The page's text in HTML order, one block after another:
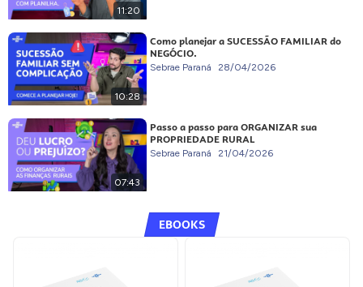
11:20
10:28
Como planejar a SUCESSÃO FAMILIAR do
NEGÓCIO.
Sebrae Paraná 28/04/2026
07:43
Passo a passo para ORGANIZAR sua
PROPRIEDADE RURAL
Sebrae Paraná 21/04/2026
EBOOKS